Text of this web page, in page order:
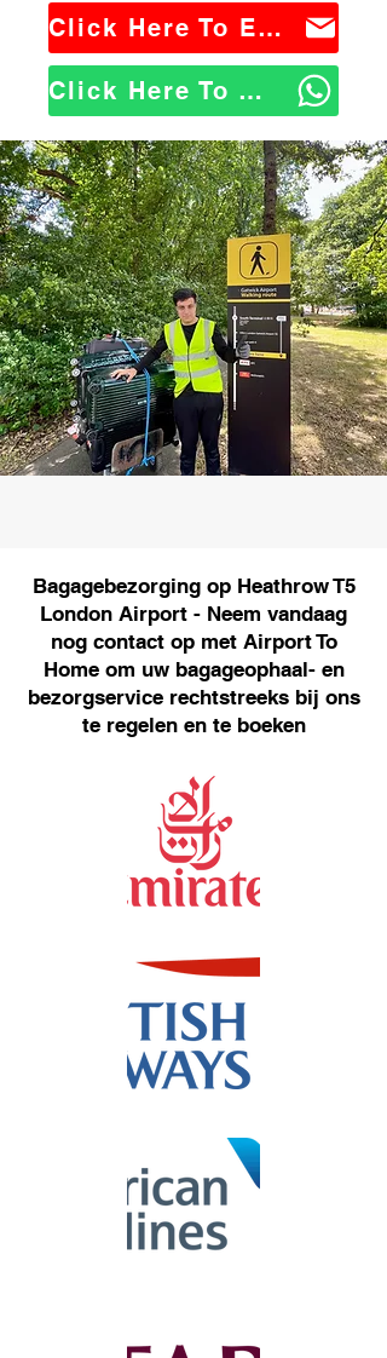
Click Here To Email Us
Click Here To WhatsApp Us
Bagagebezorging op Heathrow T5
London Airport - Neem vandaag
nog contact op met Airport To
Home om uw bagageophaal- en
bezorgservice rechtstreeks bij ons
te regelen en te boeken